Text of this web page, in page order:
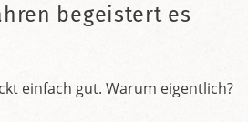
begeistert es
einfach gut. Warum eigentlich?